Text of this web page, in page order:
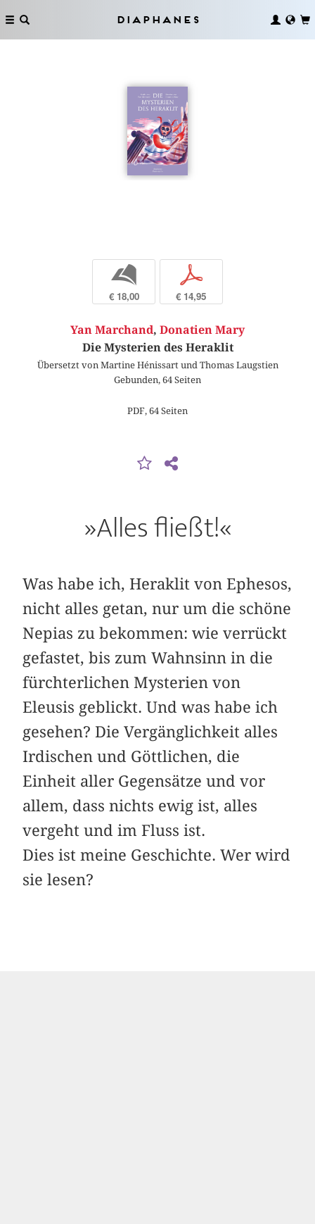
Diaphanes
b
€ 18,00
p
€ 14,95
Yan Marchand, Donatien Mary
Die Mysterien des Heraklit
Übersetzt von Martine Hénissart und Thomas Laugstien
Gebunden, 64 Seiten
PDF, 64 Seiten
»Alles fließt!«
Was habe ich, Heraklit von Ephesos,
nicht alles getan, nur um die schöne
Nepias zu bekommen: wie verrückt
gefastet, bis zum Wahnsinn in die
fürchterlichen Mysterien von
Eleusis geblickt. Und was habe ich
gesehen? Die Vergänglichkeit alles
Irdischen und Göttlichen, die
Einheit aller Gegensätze und vor
allem, dass nichts ewig ist, alles
vergeht und im Fluss ist.
Dies ist meine Geschichte. Wer wird
sie lesen?